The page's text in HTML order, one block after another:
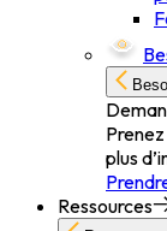
plus
Ressources